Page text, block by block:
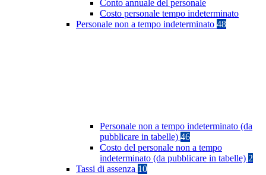
Conto annuale del personale
Costo personale tempo indeterminato
Personale non a tempo indeterminato 48
Personale non a tempo indeterminato (da
pubblicare in tabelle) 46
Costo del personale non a tempo
indeterminato (da pubblicare in tabelle) 2
Tassi di assenza 10